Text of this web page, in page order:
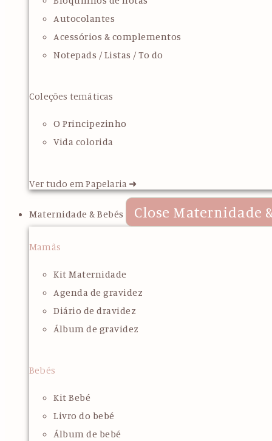
Autocolantes
Acessórios & complementos
Notepads / Listas / To do
Coleções temáticas
O Principezinho
Vida colorida
Ver tudo em Papelaria ➜
Maternidade & Bebés Close Maternidade
Mamãs
Kit Maternidade
Agenda de gravidez
Diário de dravidez
Álbum de gravidez
Bebés
Kit Bebé
Livro do bebé
Álbum de bebé